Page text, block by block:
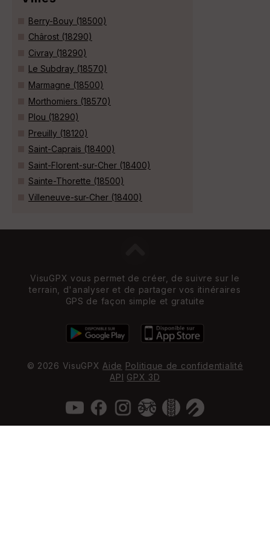
Berry-Bouy (18500)
Chârost (18290)
Civray (18290)
Le Subdray (18570)
Marmagne (18500)
Morthomiers (18570)
Plou (18290)
Preuilly (18120)
Saint-Caprais (18400)
Saint-Florent-sur-Cher (18400)
Sainte-Thorette (18500)
Villeneuve-sur-Cher (18400)
VisuGPX vous permet de créer, de suivre sur le
terrain, d'analyser et de partager vos itinéraires
GPS de façon simple et gratuite
© 2026 VisuGPX Aide Politique de confidentialité
API GPX 3D